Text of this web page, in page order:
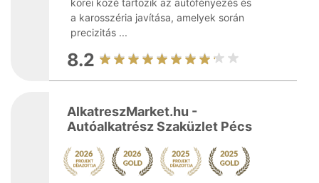
körei közé tartozik az autófényezés és
a karosszéria javítása, amelyek során
precizitás ...
8.2
AlkatreszMarket.hu -
Autóalkatrész Szaküzlet Pécs